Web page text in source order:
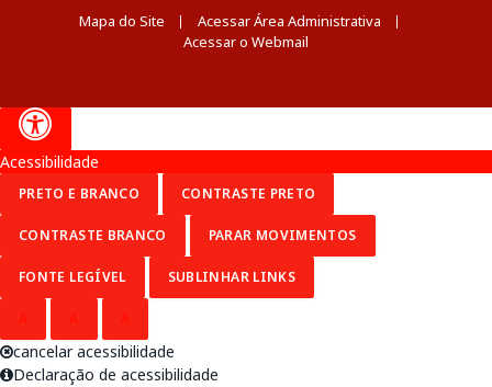
Mapa do Site
Acessar Área Administrativa
Acessar o Webmail
Acessibilidade
PRETO E BRANCO CONTRASTE PRETO
CONTRASTE BRANCO PARAR MOVIMENTOS
FONTE LEGÍVEL SUBLINHAR LINKS
cancelar acessibilidade
Declaração de acessibilidade